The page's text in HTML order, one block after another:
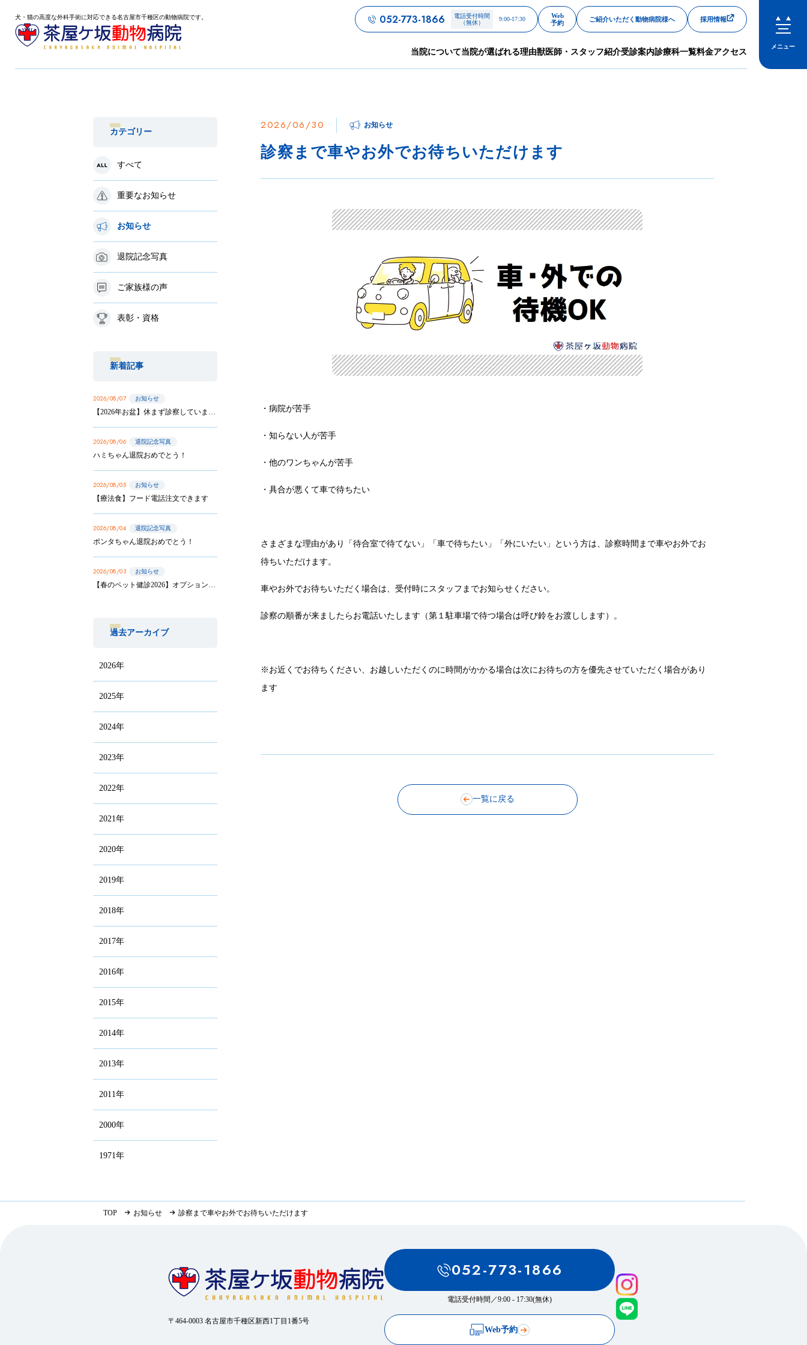
犬・猫の高度な外科手術に対応できる名古屋市千種区の動物病院です。 052-773-1866
電話受付時間
（無休）
9:00-17:30
Web
予約
ご紹介いただく動物病院様へ 採用情報
当院について当院が選ばれる理由獣医師・スタッフ紹介受診案内診療科一覧料金アクセス
メニュー
カテゴリー
すべて
重要なお知らせ
お知らせ
退院記念写真
ご家族様の声
表彰・資格
新着記事
2026/08/07 お知らせ
【2026年お盆】休まず診察しています
2026/08/06 退院記念写真
ハミちゃん退院おめでとう！
2026/08/05 お知らせ
【療法食】フード電話注文できます
2026/08/04 退院記念写真
ポンタちゃん退院おめでとう！
2026/08/03 お知らせ
【春のペット健診2026】オプション実施は8/31まで！
過去アーカイブ
2026年
2025年
2024年
2023年
2022年
2021年
2020年
2019年
2018年
2017年
2016年
2015年
2014年
2013年
2011年
2000年
1971年
2026/06/30 お知らせ
診察まで車やお外でお待ちいただけます
・病院が苦手
・知らない人が苦手
・他のワンちゃんが苦手
・具合が悪くて車で待ちたい
さまざまな理由があり「待合室で待てない」「車で待ちたい」「外にいたい」という方は、診察時間まで車やお外でお
待ちいただけます。
車やお外でお待ちいただく場合は、受付時にスタッフまでお知らせください。
診察の順番が来ましたらお電話いたします（第１駐車場で待つ場合は呼び鈴をお渡しします）。
※お近くでお待ちください、お越しいただくのに時間がかかる場合は次にお待ちの方を優先させていただく場合があり
ます
一覧に戻る
TOP お知らせ 診察まで車やお外でお待ちいただけます
〒464-0003 名古屋市千種区新西1丁目1番5号
052-773-1866
電話受付時間／9:00 - 17:30(無休)
Web予約